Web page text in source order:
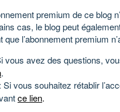
premium de ce blog
cas, le blog peut
l’abonnement premium
vous avez des questions,
.
: Si vous souhaitez rétablir
ce lien.